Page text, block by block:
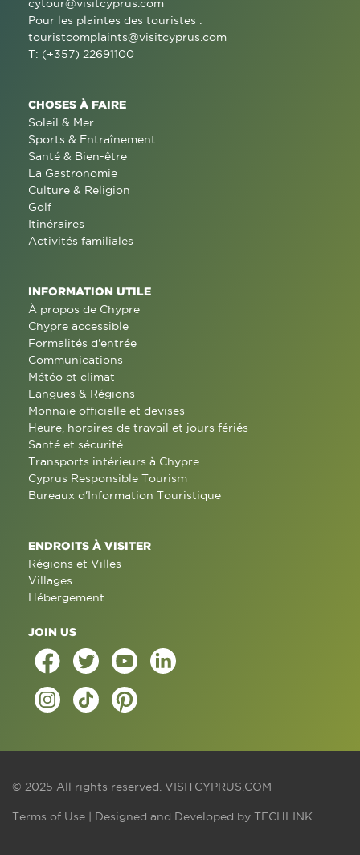
cytour@visitcyprus.com
Pour les plaintes des touristes :
touristcomplaints@visitcyprus.com
T: (+357) 22691100
CHOSES À FAIRE
Soleil & Mer
Sports & Entraînement
Santé & Bien-être
La Gastronomie
Culture & Religion
Golf
Itinéraires
Activités familiales
INFORMATION UTILE
À propos de Chypre
Chypre accessible
Formalités d'entrée
Communications
Météo et climat
Langues & Régions
Monnaie officielle et devises
Heure, horaires de travail et jours fériés
Santé et sécurité
Transports intérieurs à Chypre
Cyprus Responsible Tourism
Bureaux d'Information Touristique
ENDROITS À VISITER
Régions et Villes
Villages
Hébergement
JOIN US
© 2025 All rights reserved. VISITCYPRUS.COM
Terms of Use | Designed and Developed by TECHLINK